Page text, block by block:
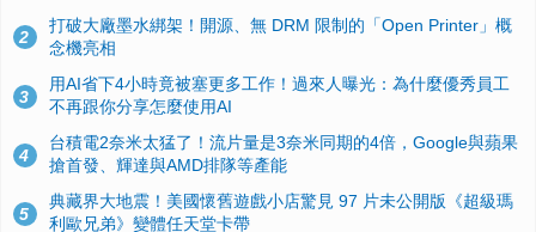
2
打破大廠墨水綁架！開源、無 DRM 限制的「Open Printer」概
念機亮相
3
用AI省下4小時竟被塞更多工作！過來人曝光：為什麼優秀員工
不再跟你分享怎麼使用AI
4
台積電2奈米太猛了！流片量是3奈米同期的4倍，Google與蘋果
搶首發、輝達與AMD排隊等產能
5
典藏界大地震！美國懷舊遊戲小店驚見 97 片未公開版《超級瑪
利歐兄弟》變體任天堂卡帶